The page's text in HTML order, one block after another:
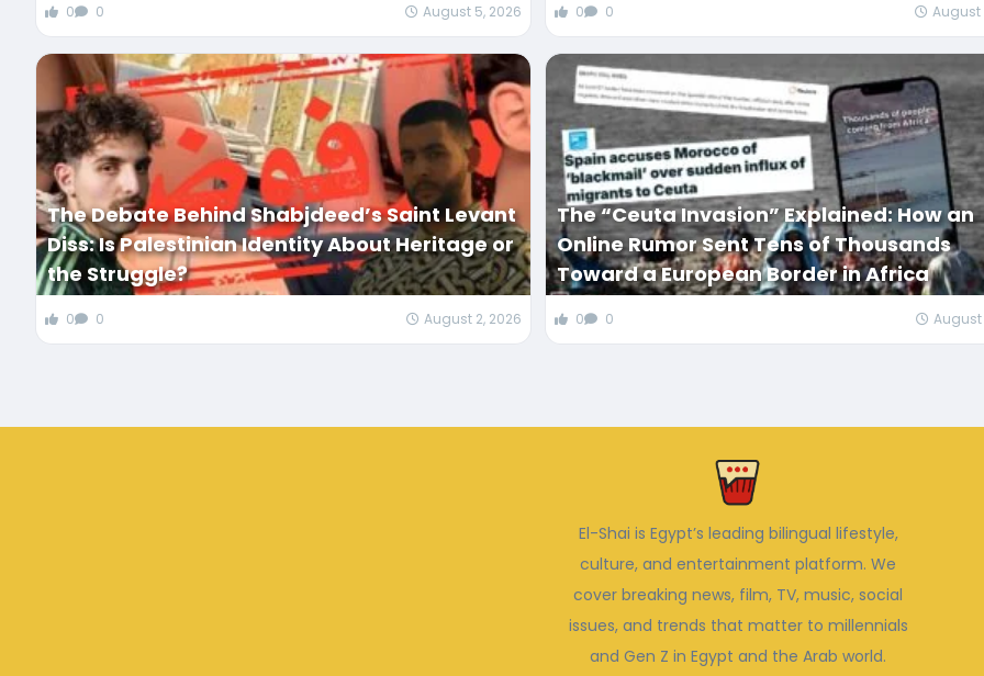
0 0 August 5, 2026 0 0 August
The Debate Behind Shabjdeed’s Saint Levant
Diss: Is Palestinian Identity About Heritage or
the Struggle?
0 0 August 2, 2026
The “Ceuta Invasion” Explained: How an
Online Rumor Sent Tens of Thousands
Toward a European Border in Africa
0 0 August
El-Shai is Egypt’s leading bilingual lifestyle,
culture, and entertainment platform. We
cover breaking news, film, TV, music, social
issues, and trends that matter to millennials
and Gen Z in Egypt and the Arab world.